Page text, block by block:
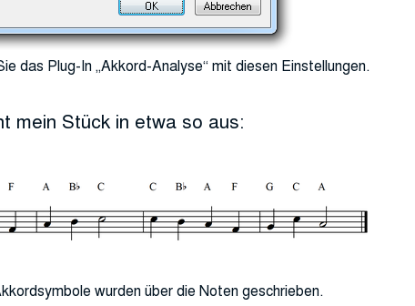
das Plug-In „Akkord-Analyse“ mit diesen Einstellungen.
mein Stück in etwa so aus:
wurden über die Noten geschrieben.